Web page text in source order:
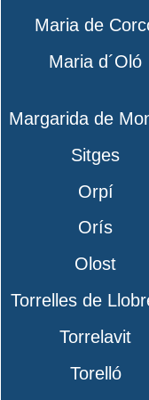
Maria de
Maria d´Oló
Margarida de
Sitges
Orpí
Orís
Olost
Torrelles de
Torrelavit
Torelló